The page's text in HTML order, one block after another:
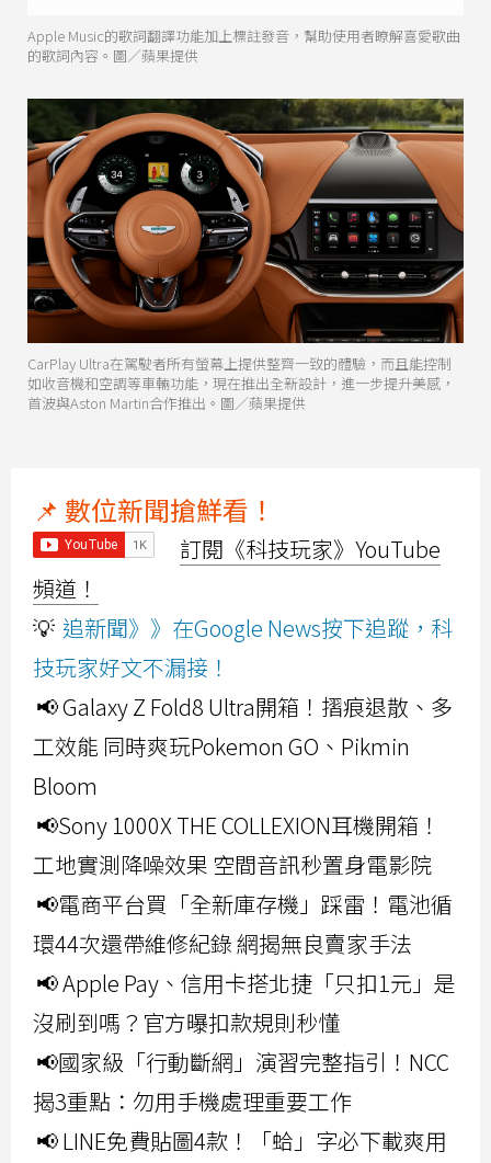
Apple Music的歌詞翻譯功能加上標註發音，幫助使用者瞭解喜愛歌曲
的歌詞內容。圖／蘋果提供
CarPlay Ultra在駕駛者所有螢幕上提供整齊一致的體驗，而且能控制
如收音機和空調等車輛功能，現在推出全新設計，進一步提升美感，
首波與Aston Martin合作推出。圖／蘋果提供
📌 數位新聞搶鮮看！
訂閱《科技玩家》YouTube
頻道！
💡 追新聞》》在Google News按下追蹤，科
技玩家好文不漏接！
📢 Galaxy Z Fold8 Ultra開箱！摺痕退散、多
工效能 同時爽玩Pokemon GO、Pikmin
Bloom
📢Sony 1000X THE COLLEXION耳機開箱！
工地實測降噪效果 空間音訊秒置身電影院
📢電商平台買「全新庫存機」踩雷！電池循
環44次還帶維修紀錄 網揭無良賣家手法
📢 Apple Pay、信用卡搭北捷「只扣1元」是
沒刷到嗎？官方曝扣款規則秒懂
📢國家級「行動斷網」演習完整指引！NCC
揭3重點：勿用手機處理重要工作
📢 LINE免費貼圖4款！「蛤」字必下載爽用